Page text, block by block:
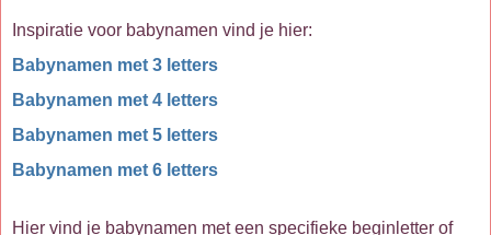
Inspiratie voor babynamen vind je hier:
Babynamen met 3 letters
Babynamen met 4 letters
Babynamen met 5 letters
Babynamen met 6 letters
Hier vind je babynamen met een specifieke beginletter of